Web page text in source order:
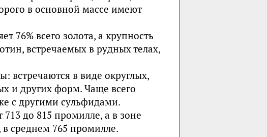
в основной массе имеют
76% всего золота, а крупность
встречаемых в рудных телах,
встречаются в виде округлых,
и других форм. Чаще всего
с другими сульфидами.
до 815 промилле, а в зоне
среднем 765 промилле.